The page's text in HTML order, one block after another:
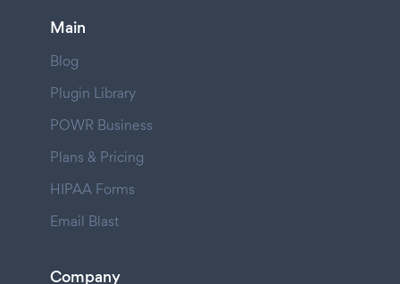
Main
Blog
Plugin Library
POWR Business
Plans & Pricing
HIPAA Forms
Email Blast
Company